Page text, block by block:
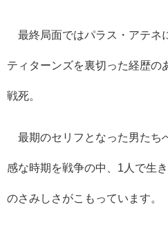
最終局面ではパラス・アテネ
ティターンズを裏切った経歴の
戦死。
最期のセリフとなった男たち
感な時期を戦争の中、1人で生
のさみしさがこもっています。